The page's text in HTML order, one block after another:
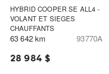
HYBRID COOPER SE ALL4 -
VOLANT ET SIEGES
CHAUFFANTS
63 642 km 93770A
28 984 $